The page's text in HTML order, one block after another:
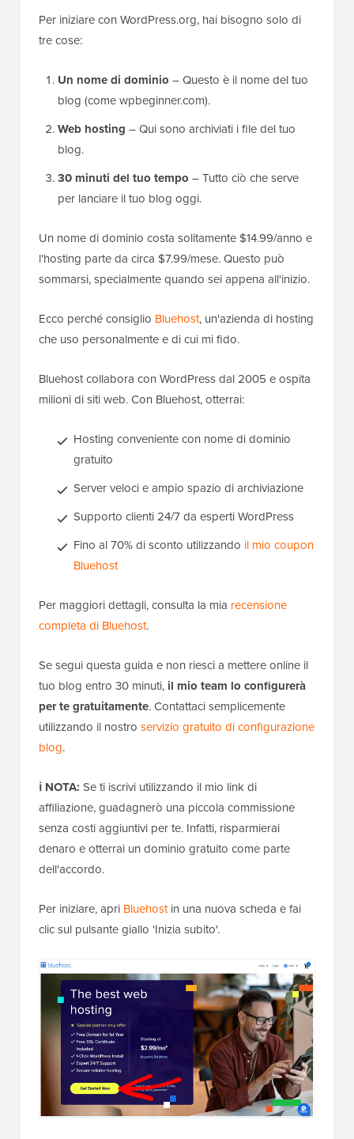
Per iniziare con WordPress.org, hai bisogno solo di
tre cose:
Un nome di dominio – Questo è il nome del tuo
blog (come wpbeginner.com).
Web hosting – Qui sono archiviati i file del tuo
blog.
30 minuti del tuo tempo – Tutto ciò che serve
per lanciare il tuo blog oggi.
Un nome di dominio costa solitamente $14.99/anno e
l'hosting parte da circa $7.99/mese. Questo può
sommarsi, specialmente quando sei appena all'inizio.
Ecco perché consiglio Bluehost, un'azienda di hosting
che uso personalmente e di cui mi fido.
Bluehost collabora con WordPress dal 2005 e ospita
milioni di siti web. Con Bluehost, otterrai:
Hosting conveniente con nome di dominio
gratuito
Server veloci e ampio spazio di archiviazione
Supporto clienti 24/7 da esperti WordPress
Fino al 70% di sconto utilizzando il mio coupon
Bluehost
Per maggiori dettagli, consulta la mia recensione
completa di Bluehost.
Se segui questa guida e non riesci a mettere online il
tuo blog entro 30 minuti, il mio team lo configurerà
per te gratuitamente. Contattaci semplicemente
utilizzando il nostro servizio gratuito di configurazione
blog.
ℹ️ NOTA: Se ti iscrivi utilizzando il mio link di
affiliazione, guadagnerò una piccola commissione
senza costi aggiuntivi per te. Infatti, risparmierai
denaro e otterrai un dominio gratuito come parte
dell'accordo.
Per iniziare, apri Bluehostin una nuova scheda e fai
clic sul pulsante giallo 'Inizia subito'.